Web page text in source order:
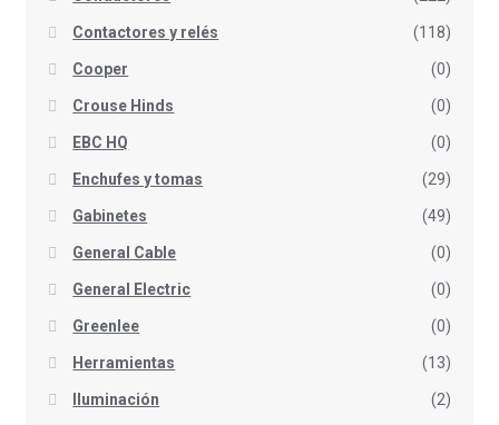
Contactores y relés (118)
Cooper (0)
Crouse Hinds (0)
EBC HQ (0)
Enchufes y tomas (29)
Gabinetes (49)
General Cable (0)
General Electric (0)
Greenlee (0)
Herramientas (13)
Iluminación (2)